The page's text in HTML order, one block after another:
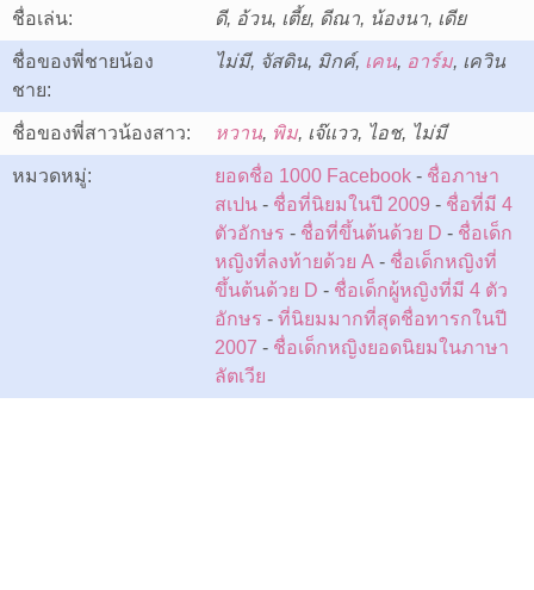
ชื่อเล่น: ดี, อ้วน, เตี้ย, ดีณา, น้องนา, เดีย
ชื่อของพี่ชายน้อง
ชาย:
ไม่มี, จัสดิน, มิกค์, เคน, อาร์ม, เควิน
ชื่อของพี่สาวน้องสาว: หวาน, พิม, เจ๊แวว, ไอช, ไม่มี
หมวดหมู่: ยอดชื่อ 1000 Facebook - ชื่อภาษา
สเปน - ชื่อที่นิยมในปี 2009 - ชื่อที่มี 4
ตัวอักษร - ชื่อที่ขึ้นต้นด้วย D - ชื่อเด็ก
หญิงที่ลงท้ายด้วย A - ชื่อเด็กหญิงที่
ขึ้นต้นด้วย D - ชื่อเด็กผู้หญิงที่มี 4 ตัว
อักษร - ที่นิยมมากที่สุดชื่อทารกในปี
2007 - ชื่อเด็กหญิงยอดนิยมในภาษา
ลัตเวีย